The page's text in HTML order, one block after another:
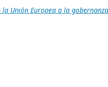
la Unión Europea a la